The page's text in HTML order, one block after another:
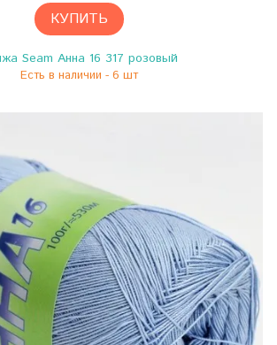
КУПИТЬ
Seam Анна 16 317 розовый
Есть в наличии - 6 шт